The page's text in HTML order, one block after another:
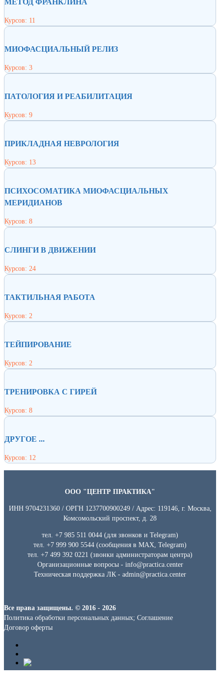
МЕТОД ФРАНКЛИНА
Курсов: 11
МИОФАСЦИАЛЬНЫЙ РЕЛИЗ
Курсов: 3
ПАТОЛОГИЯ И РЕАБИЛИТАЦИЯ
Курсов: 9
ПРИКЛАДНАЯ НЕВРОЛОГИЯ
Курсов: 13
ПСИХОСОМАТИКА МИОФАСЦИАЛЬНЫХ
МЕРИДИАНОВ
Курсов: 8
СЛИНГИ В ДВИЖЕНИИ
Курсов: 24
ТАКТИЛЬНАЯ РАБОТА
Курсов: 2
ТЕЙПИРОВАНИЕ
Курсов: 2
ТРЕНИРОВКА С ГИРЕЙ
Курсов: 8
ДРУГОЕ ...
Курсов: 12
ООО "ЦЕНТР ПРАКТИКА"
ИНН 9704231360 / ОРГН 1237700900249 / Адрес: 119146, г. Москва,
Комсомольский проспект, д. 28
тел. +7 985 511 0044 (для звонков и Telegram)
тел. +7 999 900 5544 (сообщения в MAX, Telegram)
тел. +7 499 392 0221 (звонки администраторам центра)
Организационные вопросы - info@practica.center
Техническая поддержка ЛК - admin@practica.center
Все права защищены. © 2016 - 2026
Политика обработки персональных данных; Соглашение
Договор оферты